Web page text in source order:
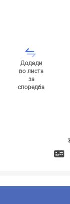
Додади
во листа
за
споредба